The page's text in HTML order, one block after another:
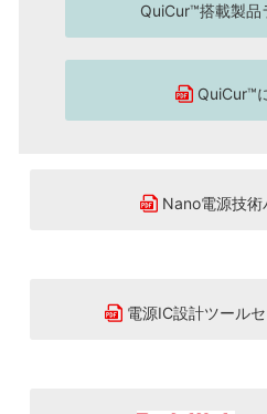
QuiCur™搭載製品
QuiCur™
Nano電源技術
電源IC設計ツール